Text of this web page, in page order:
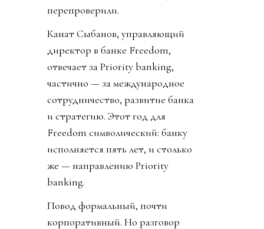
перепроверили.
Канат Сыбанов, управляющий
директор в банке Freedom,
отвечает за Priority banking,
частично — за международное
сотрудничество, развитие банка
и стратегию. Этот год для
Freedom символический: банку
исполняется пять лет, и столько
же — направлению Priority
banking.
Повод формальный, почти
корпоративный. Но разговор